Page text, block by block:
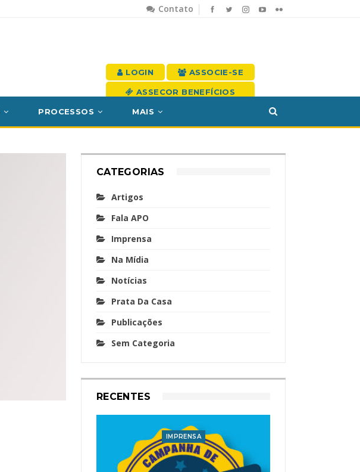
Contato
LOGIN ASSOCIE-SE
ASSECOR BENEFÍCIOS
PROCESSOS MAIS
CATEGORIAS
Artigos
Fala APO
Imprensa
Na Mídia
Notícias
Prata Da Casa
Publicações
Sem Categoria
RECENTES
IMPRENSA